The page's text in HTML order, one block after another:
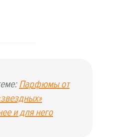
Парфюмы от
и для него